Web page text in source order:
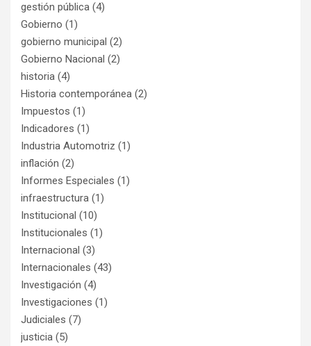
gestión pública (4)
Gobierno (1)
gobierno municipal (2)
Gobierno Nacional (2)
historia (4)
Historia contemporánea (2)
Impuestos (1)
Indicadores (1)
Industria Automotriz (1)
inflación (2)
Informes Especiales (1)
infraestructura (1)
Institucional (10)
Institucionales (1)
Internacional (3)
Internacionales (43)
Investigación (4)
Investigaciones (1)
Judiciales (7)
justicia (5)